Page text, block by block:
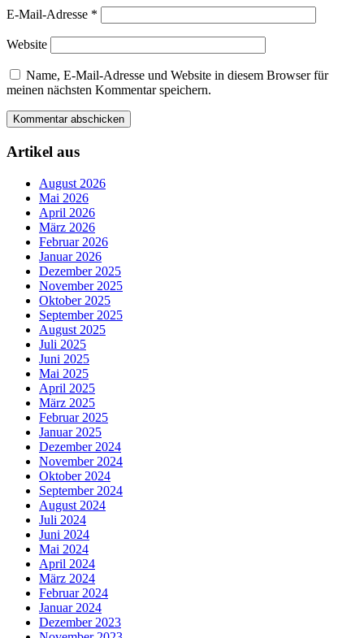
E-Mail-Adresse *
Website
Name, E-Mail-Adresse und Website in diesem Browser für
meinen nächsten Kommentar speichern.
Artikel aus
August 2026
Mai 2026
April 2026
März 2026
Februar 2026
Januar 2026
Dezember 2025
November 2025
Oktober 2025
September 2025
August 2025
Juli 2025
Juni 2025
Mai 2025
April 2025
März 2025
Februar 2025
Januar 2025
Dezember 2024
November 2024
Oktober 2024
September 2024
August 2024
Juli 2024
Juni 2024
Mai 2024
April 2024
März 2024
Februar 2024
Januar 2024
Dezember 2023